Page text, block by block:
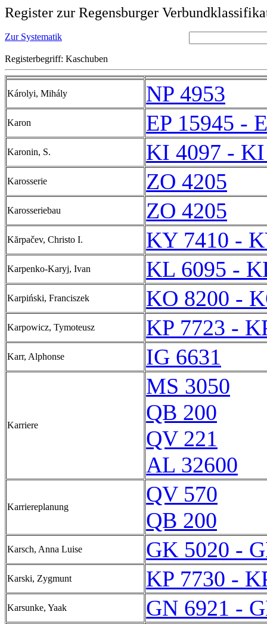
Register zur Regensburger
Zur Systematik
Registerbegriff: Kaschuben
Károlyi, Mihály NP 4953
Karon EP 15945 -
Karonin, S. KI 4097 -
Karosserie ZO 4205
Karosseriebau ZO 4205
Kărpačev, Christo I. KY 7410 -
Karpenko-Karyj, Ivan KL 6095 -
Karpiński, Franciszek KO 8200 -
Karpowicz, Tymoteusz KP 7723 -
Karr, Alphonse IG 6631
Karriere
MS 3050
QB 200
QV 221
AL 32600
Karriereplanung
QV 570
QB 200
Karsch, Anna Luise GK 5020 -
Karski, Zygmunt KP 7730 -
Karsunke, Yaak
GN 6921 -